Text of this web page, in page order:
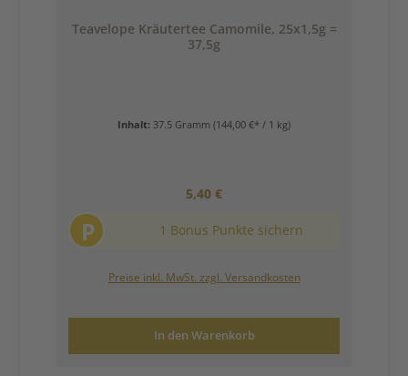
Teavelope Kräutertee Camomile, 25x1,5g =
37,5g
Inhalt: 37.5 Gramm (144,00 €* / 1 kg)
Regulärer Preis:
5,40 €
P 1 Bonus Punkte sichern
Preise inkl. MwSt. zzgl. Versandkosten
In den Warenkorb